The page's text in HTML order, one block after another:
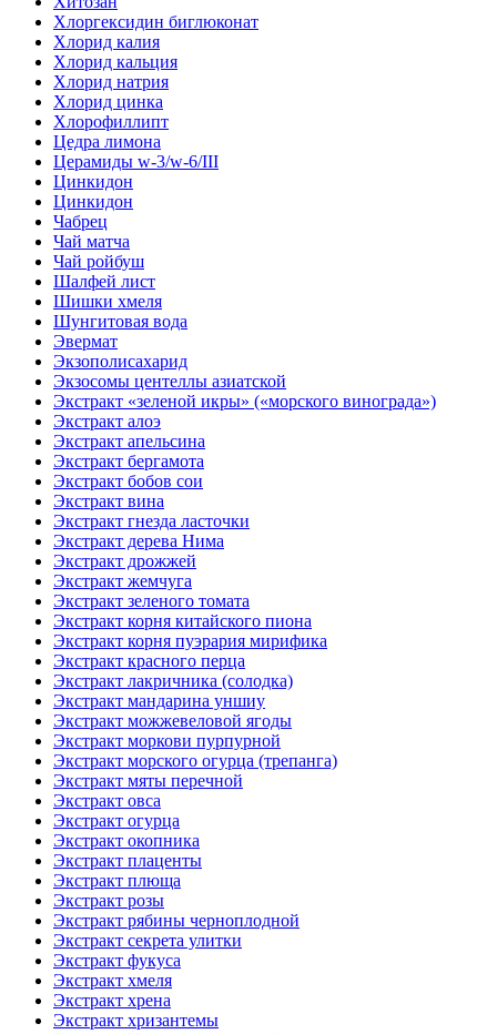
Хлоргексидин биглюконат
Хлорид калия
Хлорид кальция
Хлорид натрия
Хлорид цинка
Хлорофиллипт
Цедра лимона
Церамиды w-3/w-6/III
Цинкидон
Цинкидон
Чабрец
Чай матча
Чай ройбуш
Шалфей лист
Шишки хмеля
Шунгитовая вода
Эвермат
Экзополисахарид
Экзосомы центеллы азиатской
Экстракт «зеленой икры» («морского винограда»)
Экстракт алоэ
Экстракт апельсина
Экстракт бергамота
Экстракт бобов сои
Экстракт вина
Экстракт гнезда ласточки
Экстракт дерева Нима
Экстракт дрожжей
Экстракт жемчуга
Экстракт зеленого томата
Экстракт корня китайского пиона
Экстракт корня пуэрария мирифика
Экстракт красного перца
Экстракт лакричника (солодка)
Экстракт мандарина уншиу
Экстракт можжевеловой ягоды
Экстракт моркови пурпурной
Экстракт морского огурца (трепанга)
Экстракт мяты перечной
Экстракт овса
Экстракт огурца
Экстракт окопника
Экстракт плаценты
Экстракт плюща
Экстракт розы
Экстракт рябины черноплодной
Экстракт секрета улитки
Экстракт фукуса
Экстракт хмеля
Экстракт хрена
Экстракт хризантемы